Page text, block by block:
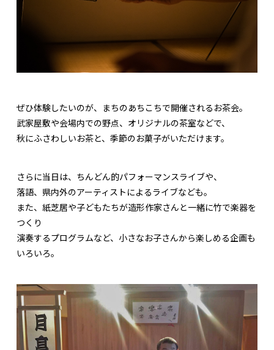
ぜひ体験したいのが、まちのあちこちで開催されるお茶会。
武家屋敷や会場内での野点、オリジナルの茶室などで、
秋にふさわしいお茶と、季節のお菓子がいただけます。
さらに当日は、ちんどん的パフォーマンスライブや、
落語、県内外のアーティストによるライブなども。
また、紙芝居や子どもたちが造形作家さんと一緒に竹で楽器を
つくり
演奏するプログラムなど、小さなお子さんから楽しめる企画も
いろいろ。